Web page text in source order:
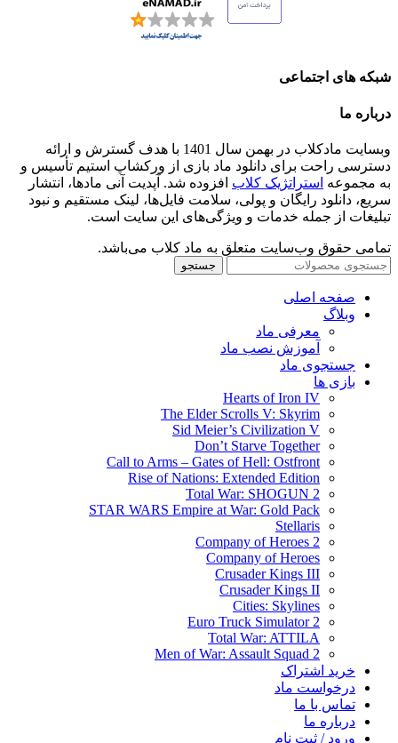
شبکه های اجتماعی
درباره ما
وبسایت مادکلاب در بهمن سال 1401 با هدف گسترش و ارائه
دسترسی راحت برای دانلود ماد بازی از ورکشاپ استیم تأسیس و
به مجموعه استراتژیک کلاب افزوده شد. آپدیت آنی مادها، انتشار
سریع، دانلود رایگان و پولی، سلامت فایل‌ها، لینک مستقیم و نبود
تبلیغات از جمله خدمات و ویژگی‌های این سایت است.
تمامی حقوق وب‌سایت متعلق به ماد کلاب می‌باشد.
جستجو
صفحه اصلی
وبلاگ
معرفی ماد
آموزش نصب ماد
جستجوی ماد
بازی ها
Hearts of Iron IV
The Elder Scrolls V: Skyrim
Sid Meier’s Civilization V
Don’t Starve Together
Call to Arms – Gates of Hell: Ostfront
Rise of Nations: Extended Edition
Total War: SHOGUN 2
STAR WARS Empire at War: Gold Pack
Stellaris
Company of Heroes 2
Company of Heroes
Crusader Kings III
Crusader Kings II
Cities: Skylines
Euro Truck Simulator 2
Total War: ATTILA
Men of War: Assault Squad 2
خرید اشتراک
درخواست ماد
تماس با ما
درباره ما
ورود / ثبت نام